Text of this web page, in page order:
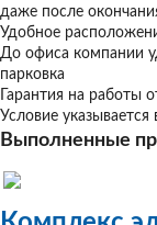
даже после
Удобное
До офиса компании
парковка
Гарантия на работы
Условие указывается
Выполненные